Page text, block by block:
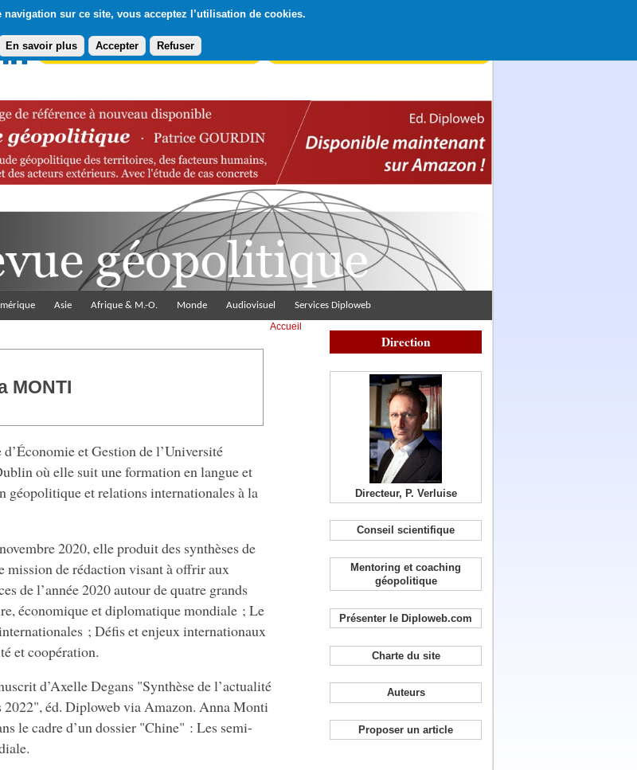
navigation sur ce site, vous acceptez l’utilisation de cookies.
En savoir plus Accepter Refuser
Abonnement gratuit à la Lettre du Diploweb
Asie Afrique & M.-O. Monde Audiovisuel Services Diploweb
Accueil
MONTI
et Gestion de l’Université
où elle suit une formation en langue et
géopolitique et relations internationales à la
2020, elle produit des synthèses de
mission de rédaction visant à offrir aux
de l’année 2020 autour de quatre grands
économique et diplomatique mondiale ; Le
; Défis et enjeux internationaux
et coopération.
d’Axelle Degans "Synthèse de l’actualité
éd. Diploweb via Amazon. Anna Monti
le cadre d’un dossier "Chine" : Les semi-
Direction
Directeur, P. Verluise
Conseil scientifique
Mentoring et coaching
géopolitique
Présenter le Diploweb.com
Charte du site
Auteurs
Proposer un article